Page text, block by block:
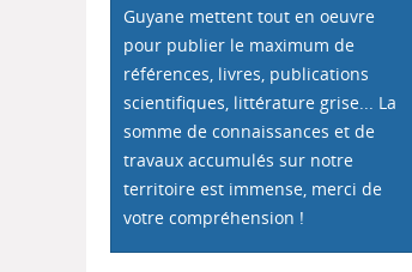
Guyane mettent tout en oeuvre
pour publier le maximum de
références, livres, publications
scientifiques, littérature grise... La
somme de connaissances et de
travaux accumulés sur notre
territoire est immense, merci de
votre compréhension !